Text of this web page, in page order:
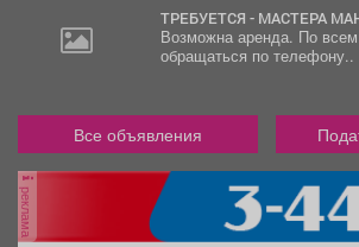
ТРЕБУЕТСЯ - МАСТЕРА
Возможна аренда. По
обращаться по телефону..
Все объявления
реклама